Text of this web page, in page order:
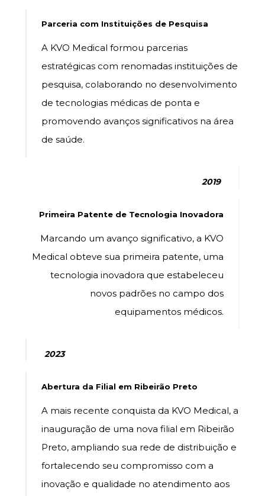
Parceria com Instituições de Pesquisa
A KVO Medical formou parcerias
estratégicas com renomadas instituições de
pesquisa, colaborando no desenvolvimento
de tecnologias médicas de ponta e
promovendo avanços significativos na área
de saúde.
2019
Primeira Patente de Tecnologia Inovadora
Marcando um avanço significativo, a KVO
Medical obteve sua primeira patente, uma
tecnologia inovadora que estabeleceu
novos padrões no campo dos
equipamentos médicos.
2023
Abertura da Filial em Ribeirão Preto
A mais recente conquista da KVO Medical, a
inauguração de uma nova filial em Ribeirão
Preto, ampliando sua rede de distribuição e
fortalecendo seu compromisso com a
inovação e qualidade no atendimento aos